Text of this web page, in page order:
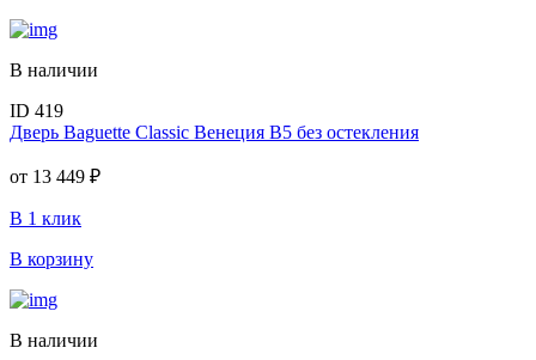
В наличии
ID 419
Дверь Baguette Classic Венеция В5 без остекления
от 13 449 ₽
В 1 клик
В корзину
В наличии